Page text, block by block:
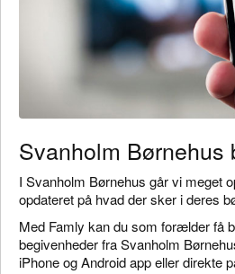
Svanholm Børnehus
I Svanholm Børnehus går vi meget
opdateret på hvad der sker i deres
Med Famly kan du som forælder få
begivenheder fra Svanholm
iPhone og Android app eller direkte